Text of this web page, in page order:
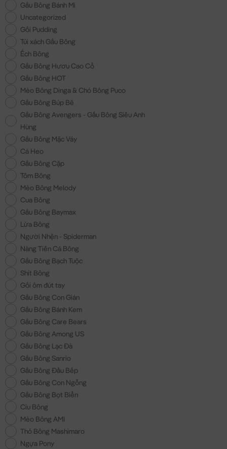
Gấu Bông Bánh Mì
Uncategorized
Gối Pudding
Túi xách Gấu Bông
Ếch Bông
Gấu Bông Hươu Cao Cổ
Gấu Bông HOT
Mèo Bông Dinga & Chó Bông Puco
Gấu Bông Búp Bê
Gấu Bông Avengers - Gấu Bông Siêu Anh
Hùng
Gấu Bông Mặc Váy
Cá Heo
Gấu Bông Cặp
Tôm Bông
Mèo Bông Melody
Cua Bông
Gấu Bông Baymax
Lừa Bông
Người Nhện - Spiderman
Nàng Tiên Cá Bông
Gấu Bông Bạch Tuộc
Shit Bông
Gối ôm đút tay
Gấu Bông Con Gián
Gấu Bông Bánh Kem
Gấu Bông Care Bears
Gấu Bông Among US
Gấu Bông Lạc Đà
Gấu Bông Sanrio
Gấu Bông Đầu Bếp
Gấu Bông Con Ngỗng
Gấu Bông Bọt Biển
Ciu Bông
Mèo Bông AMI
Thỏ Bông Mashimaro
Ngựa Pony